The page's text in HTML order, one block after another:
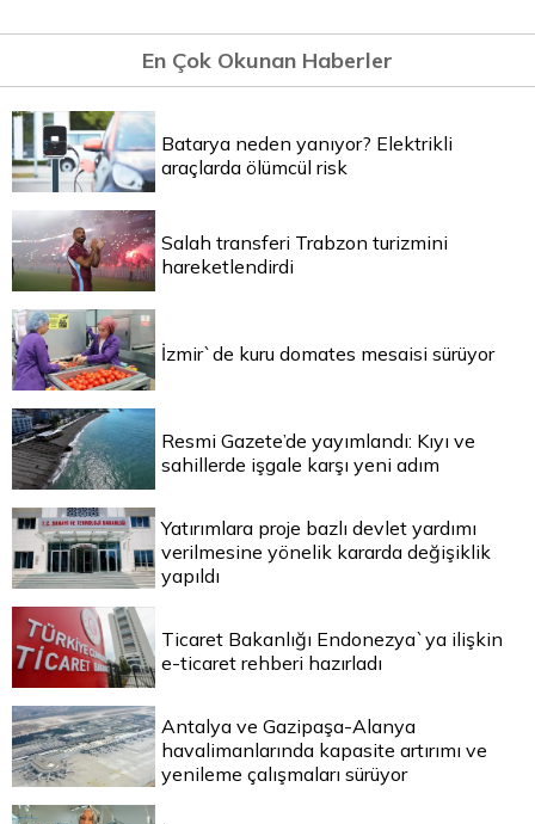
En Çok Okunan Haberler
Batarya neden yanıyor? Elektrikli
araçlarda ölümcül risk
Salah transferi Trabzon turizmini
hareketlendirdi
İzmir`de kuru domates mesaisi sürüyor
Resmi Gazete’de yayımlandı: Kıyı ve
sahillerde işgale karşı yeni adım
Yatırımlara proje bazlı devlet yardımı
verilmesine yönelik kararda değişiklik
yapıldı
Ticaret Bakanlığı Endonezya`ya ilişkin
e-ticaret rehberi hazırladı
Antalya ve Gazipaşa-Alanya
havalimanlarında kapasite artırımı ve
yenileme çalışmaları sürüyor